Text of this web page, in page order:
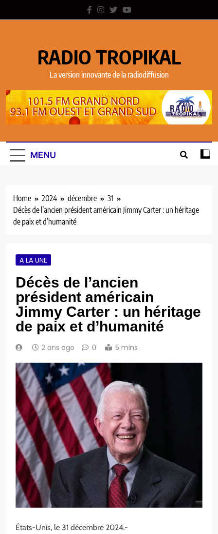
RADIO TROPIKAL
La version innovante de la radiodiffusion
MENU
Home 2024 décembre
31
Décès de l’ancien président américain Jimmy Carter : un héritage
de paix et d’humanité
A LA UNE
Décès de l’ancien
président américain
Jimmy Carter : un héritage
de paix et d’humanité
2 ans ago 0 5 mins
États-Unis, le 31 décembre 2024.-